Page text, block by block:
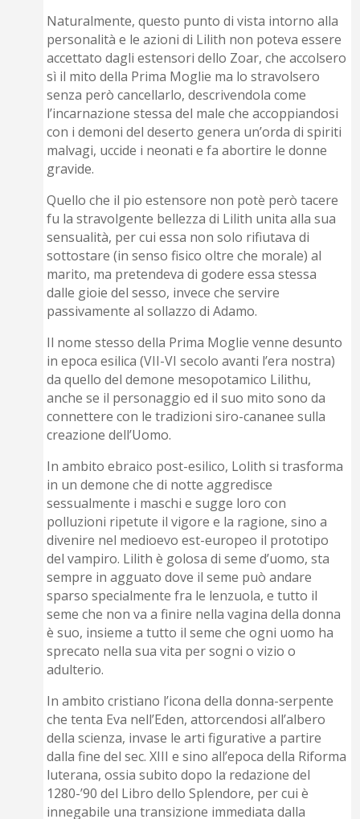
Naturalmente, questo punto di vista intorno alla
personalità e le azioni di Lilith non poteva essere
accettato dagli estensori dello Zoar, che accolsero
sì il mito della Prima Moglie ma lo stravolsero
senza però cancellarlo, descrivendola come
l’incarnazione stessa del male che accoppiandosi
con i demoni del deserto genera un’orda di spiriti
malvagi, uccide i neonati e fa abortire le donne
gravide.
Quello che il pio estensore non potè però tacere
fu la stravolgente bellezza di Lilith unita alla sua
sensualità, per cui essa non solo rifiutava di
sottostare (in senso fisico oltre che morale) al
marito, ma pretendeva di godere essa stessa
dalle gioie del sesso, invece che servire
passivamente al sollazzo di Adamo.
Il nome stesso della Prima Moglie venne desunto
in epoca esilica (VII-VI secolo avanti l’era nostra)
da quello del demone mesopotamico Lilithu,
anche se il personaggio ed il suo mito sono da
connettere con le tradizioni siro-cananee sulla
creazione dell’Uomo.
In ambito ebraico post-esilico, Lolith si trasforma
in un demone che di notte aggredisce
sessualmente i maschi e sugge loro con
polluzioni ripetute il vigore e la ragione, sino a
divenire nel medioevo est-europeo il prototipo
del vampiro. Lilith è golosa di seme d’uomo, sta
sempre in agguato dove il seme può andare
sparso specialmente fra le lenzuola, e tutto il
seme che non va a finire nella vagina della donna
è suo, insieme a tutto il seme che ogni uomo ha
sprecato nella sua vita per sogni o vizio o
adulterio.
In ambito cristiano l’icona della donna-serpente
che tenta Eva nell’Eden, attorcendosi all’albero
della scienza, invase le arti figurative a partire
dalla fine del sec. XIII e sino all’epoca della Riforma
luterana, ossia subito dopo la redazione del
1280-’90 del Libro dello Splendore, per cui è
innegabile una transizione immediata dalla